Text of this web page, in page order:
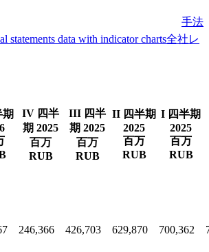
手法
statements data with indicator charts全社レ
IV 四半
期 2025
百万
RUB
III 四半
期 2025
百万
RUB
II 四半期
2025
百万
RUB
I 四半期
2025
百万
RUB
246,366 426,703 629,870 700,362